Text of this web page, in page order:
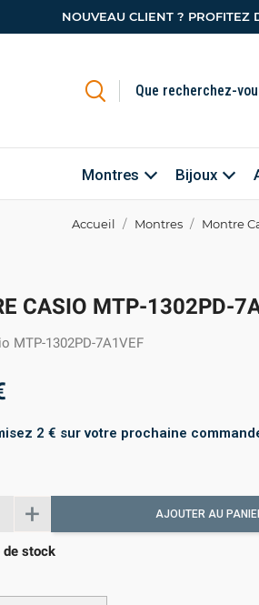
NOUVEAU CLIENT ? PROFITEZ
Montres Bijoux
Accueil Montres Montre
CASIO MTP-1302PD-
MTP-1302PD-7A1VEF
2 € sur votre prochaine
AJOUTER AU
de stock